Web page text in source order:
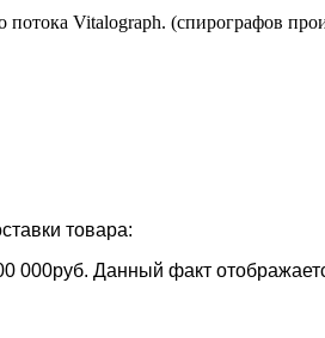
потока Vitalograph. (спирографов
товара:
000руб. Данный факт